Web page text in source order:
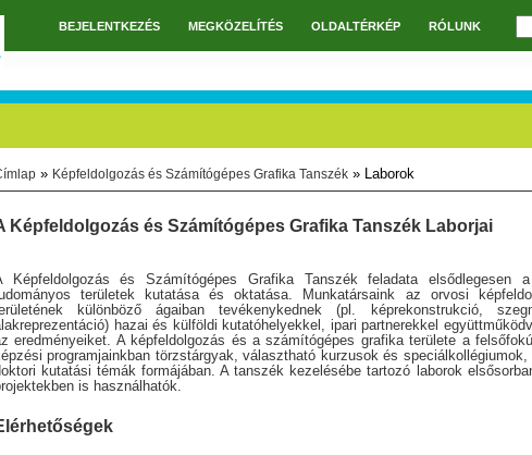
BEJELENTKEZÉS MEGKÖZELÍTÉS OLDALTÉRKÉP RÓLUNK
hely
» Képfeldolgozás és Számítógépes Grafika Tanszék » Laborok
Képfeldolgozás és Számítógépes Grafika Tanszék Laborjai
Képfeldolgozás és Számítógépes Grafika Tanszék feladata elsődlegesen
területek kutatása és oktatása. Munkatársaink az orvosi
különböző ágaiban tevékenykednek (pl. képrekonstrukció,
hazai és külföldi kutatóhelyekkel, ipari partnerekkel
eredményeiket. A képfeldolgozás és a számítógépes grafika területe a
programjainkban törzstárgyak, választható kurzusok és
kutatási témák formájában. A tanszék kezelésébe tartozó laborok
is használhatók.